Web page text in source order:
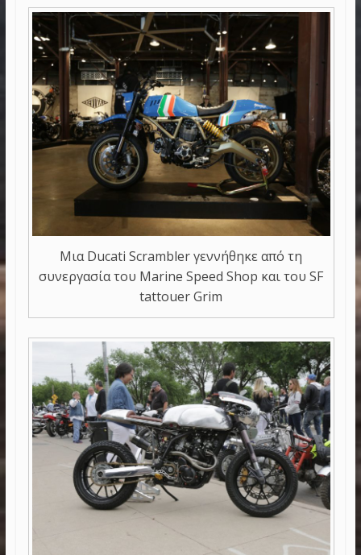
Μια Ducati Scrambler γεννήθηκε από τη
συνεργασία του Marine Speed Shop και του SF
tattouer Grim